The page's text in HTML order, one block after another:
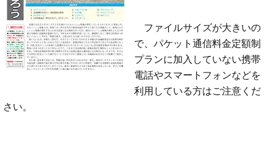
ファイルサイズが大きいの
で、パケット通信料金定額制
プランに加入していない携帯
電話やスマートフォンなどを
利用している方はご注意くだ
さい。